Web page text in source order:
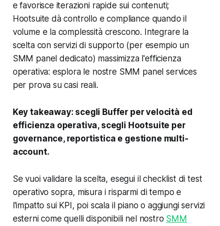
e favorisce iterazioni rapide sui contenuti;
Hootsuite dà controllo e compliance quando il
volume e la complessità crescono. Integrare la
scelta con servizi di supporto (per esempio un
SMM panel dedicato) massimizza l'efficienza
operativa: esplora le nostre SMM panel services
per prova su casi reali.
Key takeaway: scegli Buffer per velocità ed
efficienza operativa, scegli Hootsuite per
governance, reportistica e gestione multi-
account.
Se vuoi validare la scelta, esegui il checklist di test
operativo sopra, misura i risparmi di tempo e
l'impatto sui KPI, poi scala il piano o aggiungi servizi
esterni come quelli disponibili nel nostro SMM